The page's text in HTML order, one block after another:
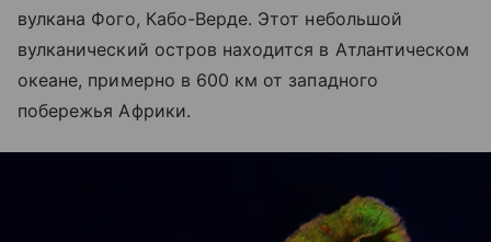
вулкана Фого, Кабо-Верде. Этот небольшой
вулканический остров находится в Атлантическом
океане, примерно в 600 км от западного
побережья Африки.